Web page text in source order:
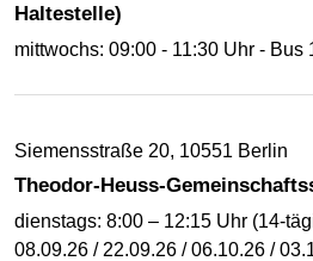
Haltestelle)
mittwochs: 09:00 - 11:30 Uhr - Bus
Siemensstraße 20, 10551 Berlin
Theodor-Heuss-
dienstags: 8:00 – 12:15 Uhr (14-
08.09.26 / 22.09.26 / 06.10.26 /